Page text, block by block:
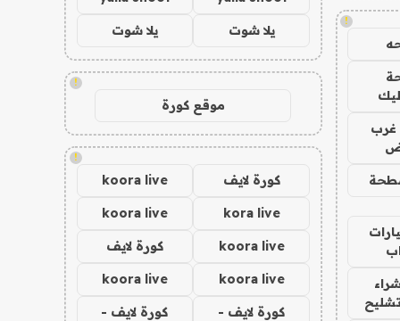
!
يلا شوت يلا شوت
!
موقع كورة
!
كورة لايف koora live
kora live
koora live
koora live كورة لايف
koora live
koora live
كورة لايف -
كورة لايف -